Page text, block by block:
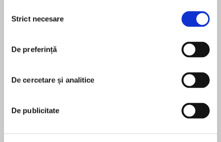
consimțământului
Strict necesare
De preferință
De cercetare și analitice
De publicitate
With Lady Prudence’s father gambling away the
to haul him away from London’s most notorious
gaming hell. Yet the wickedly handsome
proprietor, Lord Stockton, refuses to let a lady
enter his establishment. Now Pru needs a
În acest moment nu există recenzii
Lynsay Sands
Lynsay Sandsis the New York Times and USA
Today bestselling author of the Argeneau/Rogue